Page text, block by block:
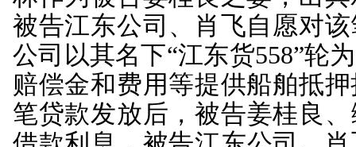
原告姜堰农商行向本
林偿还原告借款本金人
的利息、复利计人民币
月5日止按照年利率9%